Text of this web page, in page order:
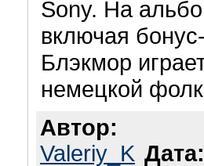
Sony. На
включая
Блэкмор
немецкой
Автор:
Valeriy_K Дата: